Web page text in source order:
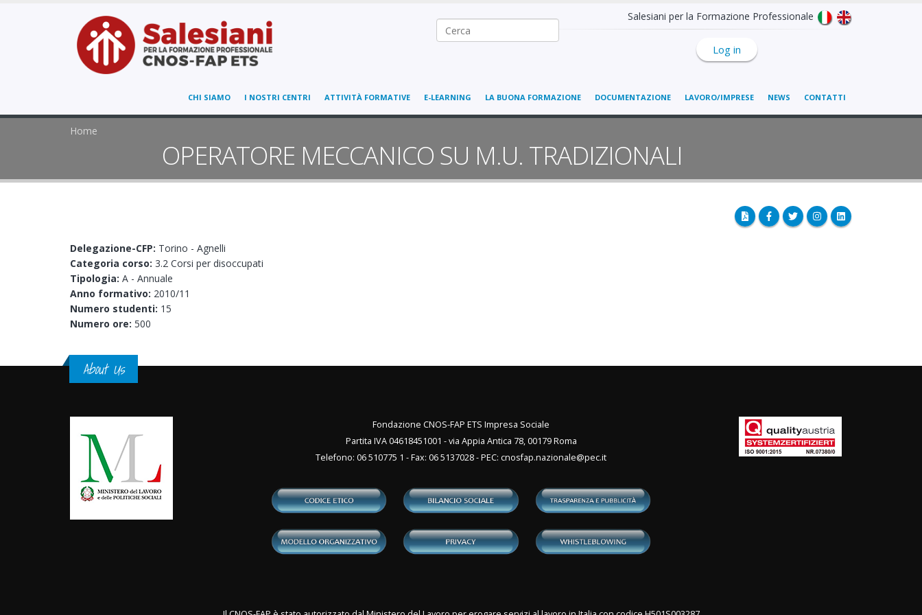
Salesiani per la Formazione Professionale
Log in
Ricerca nel sito
CHI SIAMO I NOSTRI CENTRI ATTIVITÀ FORMATIVE E-LEARNING LA BUONA FORMAZIONE DOCUMENTAZIONE LAVORO/IMPRESE NEWS CONTATTI
Home
OPERATORE MECCANICO SU M.U. TRADIZIONALI
Delegazione-CFP: Torino - Agnelli
Categoria corso: 3.2 Corsi per disoccupati
Tipologia: A - Annuale
Anno formativo: 2010/11
Numero studenti: 15
Numero ore: 500
About Us
Fondazione CNOS-FAP ETS Impresa Sociale
Partita IVA 04618451001 - via Appia Antica 78, 00179 Roma
Telefono: 06 510775 1 - Fax: 06 5137028 - PEC: cnosfap.nazionale@pec.it